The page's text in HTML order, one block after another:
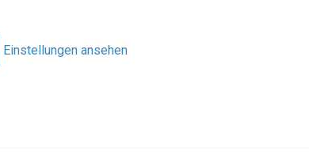
Einstellungen ansehen